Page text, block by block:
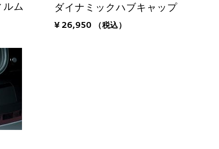
ルム ダイナミックハブキャップ
¥ 26,950 （税込）